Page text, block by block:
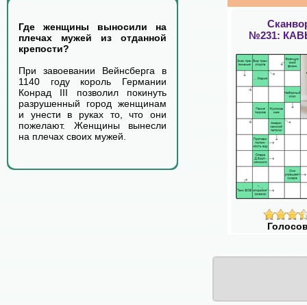
Где женщины выносили на
плечах мужей из отданной
крепости?
При завоевании Вейнсберга в
1140 году король Германии
Конрад III позволил покинуть
разрушенный город женщинам
и унести в руках то, что они
пожелают. Женщины вынесли
на плечах своих мужей.
№231: